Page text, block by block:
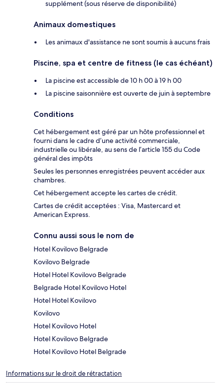
supplément (sous réserve de disponibilité)
Animaux domestiques
Les animaux d'assistance ne sont soumis à aucuns frais
Piscine, spa et centre de fitness (le cas échéant)
La piscine est accessible de 10 h 00 à 19 h 00
La piscine saisonnière est ouverte de juin à septembre
Conditions
Cet hébergement est géré par un hôte professionnel et
fourni dans le cadre d’une activité commerciale,
industrielle ou libérale, au sens de l’article 155 du Code
général des impôts
Seules les personnes enregistrées peuvent accéder aux
chambres.
Cet hébergement accepte les cartes de crédit.
Cartes de crédit acceptées : Visa, Mastercard et
American Express.
Connu aussi sous le nom de
Hotel Kovilovo Belgrade
Kovilovo Belgrade
Hotel Hotel Kovilovo Belgrade
Belgrade Hotel Kovilovo Hotel
Hotel Hotel Kovilovo
Kovilovo
Hotel Kovilovo Hotel
Hotel Kovilovo Belgrade
Hotel Kovilovo Hotel Belgrade
Informations sur le droit de rétractation